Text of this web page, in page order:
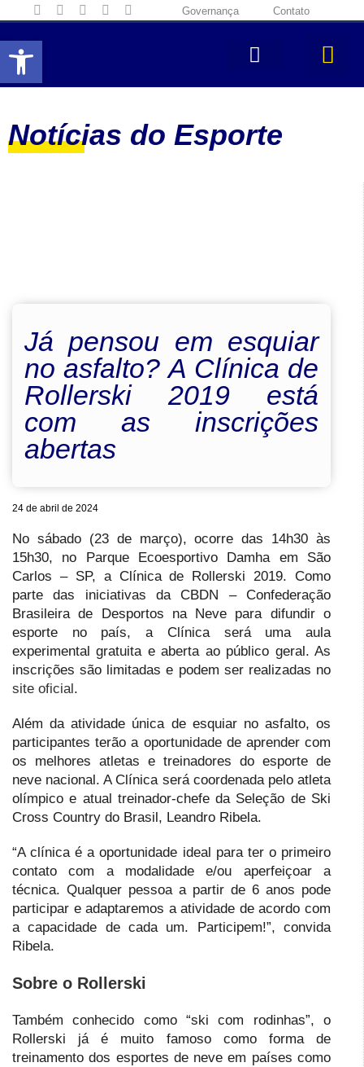
Abrir a barra de ferramentas
Governança Contato
Notícias do Esporte
Já pensou em esquiar
no asfalto? A Clínica de
Rollerski 2019 está
com as inscrições
abertas
24 de abril de 2024
No sábado (23 de março), ocorre das 14h30 às
15h30, no Parque Ecoesportivo Damha em São
Carlos – SP, a Clínica de Rollerski 2019. Como
parte das iniciativas da CBDN – Confederação
Brasileira de Desportos na Neve para difundir o
esporte no país, a Clínica será uma aula
experimental gratuita e aberta ao público geral. As
inscrições são limitadas e podem ser realizadas no
site oficial.
Além da atividade única de esquiar no asfalto, os
participantes terão a oportunidade de aprender com
os melhores atletas e treinadores do esporte de
neve nacional. A Clínica será coordenada pelo atleta
olímpico e atual treinador-chefe da Seleção de Ski
Cross Country do Brasil, Leandro Ribela.
“A clínica é a oportunidade ideal para ter o primeiro
contato com a modalidade e/ou aperfeiçoar a
técnica. Qualquer pessoa a partir de 6 anos pode
participar e adaptaremos a atividade de acordo com
a capacidade de cada um. Participem!”, convida
Ribela.
Sobre o Rollerski
Também conhecido como “ski com rodinhas”, o
Rollerski já é muito famoso como forma de
treinamento dos esportes de neve em países como